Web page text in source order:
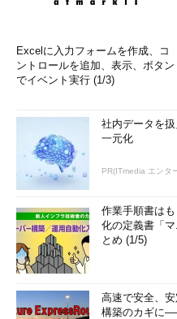
Excelに入力フォームを作成、コ
ントロールを追加、表示、ボタン
でイベント実行 (1/3)
社内データを
一元化
PR(ITmedia エンタ
作業手順書は
化の定義書「
とめ (1/5)
高速で安全、
構築のカギに